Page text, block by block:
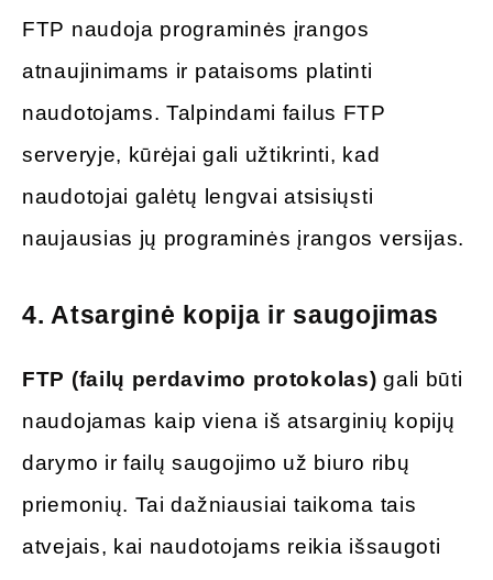
FTP naudoja programinės įrangos
atnaujinimams ir pataisoms platinti
naudotojams. Talpindami failus FTP
serveryje, kūrėjai gali užtikrinti, kad
naudotojai galėtų lengvai atsisiųsti
naujausias jų programinės įrangos versijas.
4. Atsarginė kopija ir saugojimas
FTP (failų perdavimo protokolas) gali būti
naudojamas kaip viena iš atsarginių kopijų
darymo ir failų saugojimo už biuro ribų
priemonių. Tai dažniausiai taikoma tais
atvejais, kai naudotojams reikia išsaugoti